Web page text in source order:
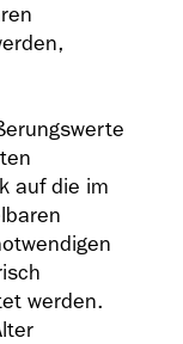
auf die im
werden.